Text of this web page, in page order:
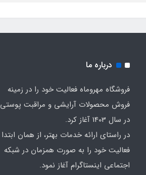
درباره ما
فروشگاه مهروماه فعالیت خود را در زمینه
فروش محصولات آرایشی و مراقبت پوستی
در سال 1403 آغاز کرد.
در راستای ارائه خدمات بهتر، از همان ابتدا
فعالیت خود را به صورت همزمان در شبکه
اجتماعی اینستاگرام آغاز نمود.